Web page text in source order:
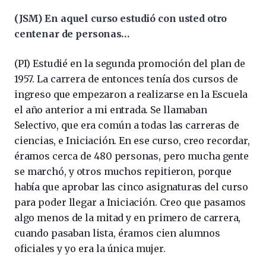
(JSM) En aquel curso estudió con usted otro
centenar de personas…
(PI) Estudié en la segunda promoción del plan de
1957. La carrera de entonces tenía dos cursos de
ingreso que empezaron a realizarse en la Escuela
el año anterior a mi entrada. Se llamaban
Selectivo, que era común a todas las carreras de
ciencias, e Iniciación. En ese curso, creo recordar,
éramos cerca de 480 personas, pero mucha gente
se marchó, y otros muchos repitieron, porque
había que aprobar las cinco asignaturas del curso
para poder llegar a Iniciación. Creo que pasamos
algo menos de la mitad y en primero de carrera,
cuando pasaban lista, éramos cien alumnos
oficiales y yo era la única mujer.